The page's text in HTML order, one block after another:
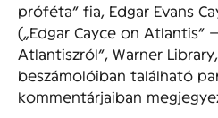
próféta” fia, Edgar Evans
(„Edgar Cayce on Atlantis”
Atlantiszról”, Warner
beszámolóiban található
kommentárjaiban